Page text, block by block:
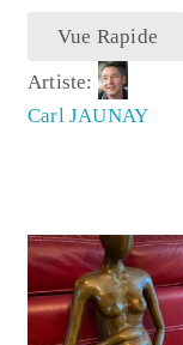
Vue Rapide
Artiste:
Carl JAUNAY